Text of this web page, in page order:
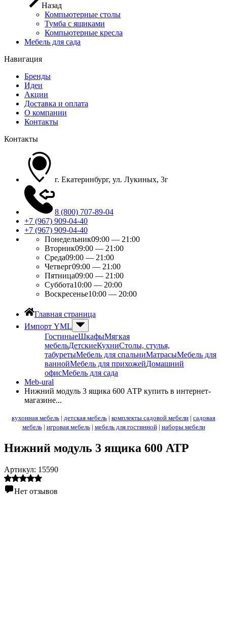
Назад
Компьютерные столы
Тумба с ящиками
Компьютерные кресла
Мебель для сада
Навигация
Бренды
Идеи
Акции
Доставка и оплата
О компании
Контакты
Контакты
г. Екатеринбург, ул. Лукиных, 3г
8 (800) 707-89-04
+7 (967) 909-04-40
+7 (967) 909-04-40
Понедельник09:00 — 21:00
Вторник09:00 — 21:00
Среда09:00 — 21:00
Четверг09:00 — 21:00
Пятница09:00 — 21:00
Суббота10:00 — 20:00
Воскресенье10:00 — 20:00
Главная страница
Импорт YML
ГостиныеШкафыМягкая
мебельДетскиеКухниСтолы, стулья,
табуретыМебель для спальниМатрасыМебель для
ваннойМебель для прихожейДомашний
офисМебель для сада
Meb-ural
Нижний модуль 3 ящика 600 АТР купить в интернет-
магазине...
кухонная мебель | детская мебель | комплекты садовой мебели | садовая
мебель| игровая мебель| мебель для гостинной| наборы мебели
Нижний модуль 3 ящика 600 АТР
Артикул: 15590
Нет отзывов